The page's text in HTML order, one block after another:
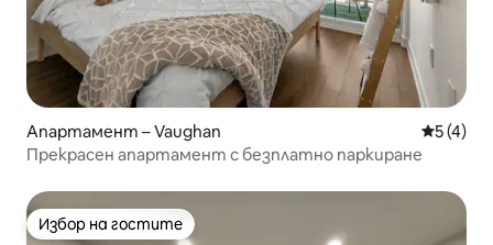
Апартамент – Vaughan Средна
5 (4)
Прекрасен апартамент с безплатно паркиране
Избор на гостите
Избор на гостите